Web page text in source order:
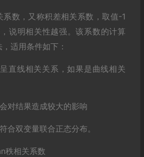
系数，又称积差相关系数，取值-1
说明相关性越强。该系数的计算
适用条件如下：
呈直线相关关系，如果是曲线相关
对结果造成较大的影响
合双变量联合正态分布。
秩相关系数